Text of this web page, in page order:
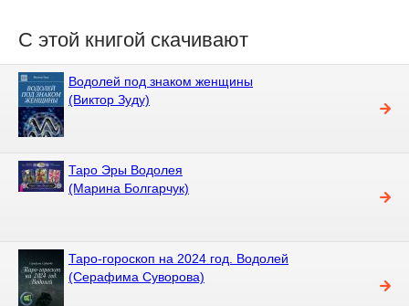
С этой книгой скачивают
Водолей под знаком женщины
(Виктор Зуду)
Таро Эры Водолея
(Марина Болгарчук)
Таро-гороскоп на 2024 год. Водолей
(Серафима Суворова)